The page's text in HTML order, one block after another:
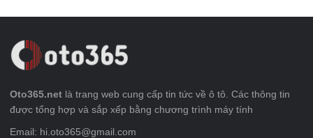
Oto365.net là trang web cung cấp tin tức về ô tô. Các thông tin
được tổng hợp và sắp xếp bằng chương trình máy tính
Email: hi.oto365@gmail.com